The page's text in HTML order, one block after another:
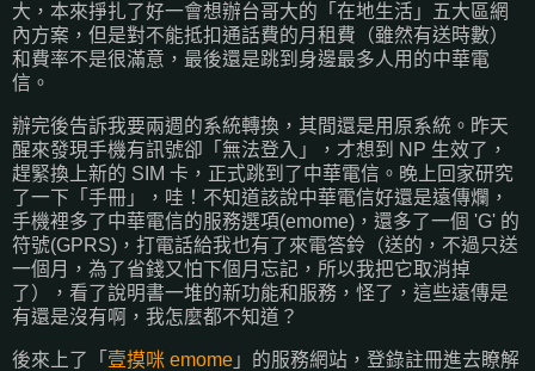
大，本來掙扎了好一會想辦台哥大的「在地生活」五大區網
內方案，但是對不能抵扣通話費的月租費（雖然有送時數）
和費率不是很滿意，最後還是跳到身邊最多人用的中華電
信。
辦完後告訴我要兩週的系統轉換，其間還是用原系統。昨天
醒來發現手機有訊號卻「無法登入」，才想到 NP 生效了，
趕緊換上新的 SIM 卡，正式跳到了中華電信。晚上回家研究
了一下「手冊」，哇！不知道該說中華電信好還是遠傳爛，
手機裡多了中華電信的服務選項(emome)，還多了一個 'G' 的
符號(GPRS)，打電話給我也有了來電答鈴（送的，不過只送
一個月，為了省錢又怕下個月忘記，所以我把它取消掉
了），看了說明書一堆的新功能和服務，怪了，這些遠傳是
有還是沒有啊，我怎麼都不知道？
後來上了「 壹摸咪 emome 」的服務網站，登錄註冊進去瞭解